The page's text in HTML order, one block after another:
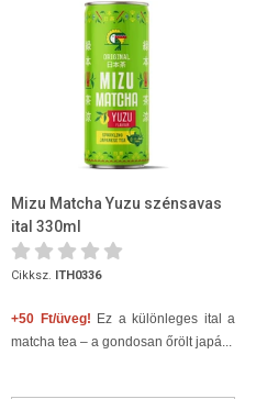
Mizu Matcha Yuzu szénsavas
ital 330ml
Cikksz. ITH0336
+50 Ft/üveg! Ez a különleges ital a
matcha tea – a gondosan őrölt japá...